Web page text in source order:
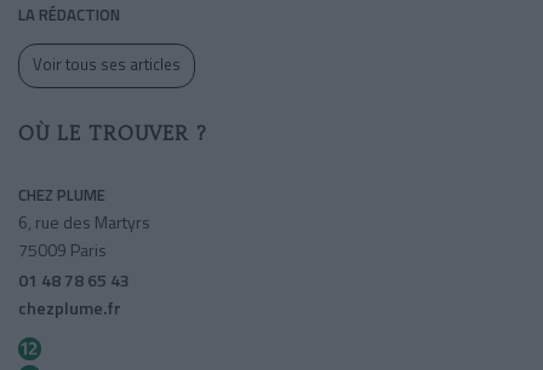
LA RÉDACTION
Voir tous ses articles
OÙ LE TROUVER ?
CHEZ PLUME
6, rue des Martyrs
75009 Paris
01 48 78 65 43
chezplume.fr